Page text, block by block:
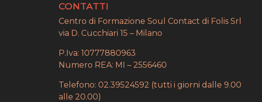
CONTATTI
Centro di Formazione Soul Contact di Folis Srl
via D. Cucchiari 15 – Milano
P.Iva: 10777880963
Numero REA: MI – 2556460
Telefono: 02.39524592 (tutti i giorni dalle 9.00
alle 20.00)